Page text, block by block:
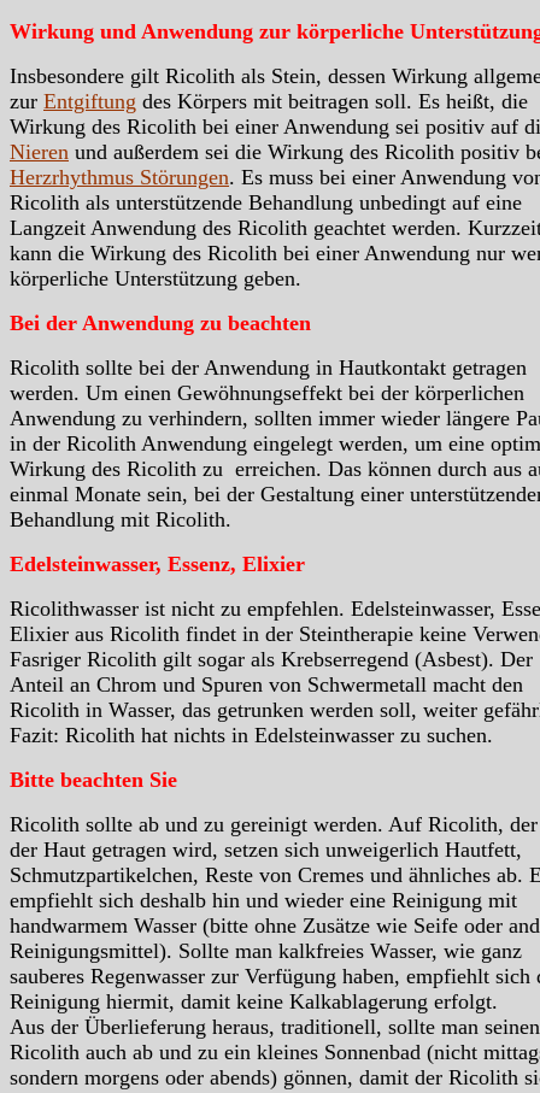
Wirkung und Anwendung zur körperliche
Insbesondere gilt Ricolith als Stein, dessen Wirkung
zur Entgiftung des Körpers mit beitragen soll. Es heißt, die
Wirkung des Ricolith bei einer Anwendung sei positiv auf
Nieren und außerdem sei die Wirkung des Ricolith positiv
Herzrhythmus Störungen. Es muss bei einer Anwendung
Ricolith als unterstützende Behandlung unbedingt auf eine
Langzeit Anwendung des Ricolith geachtet werden.
kann die Wirkung des Ricolith bei einer Anwendung nur
körperliche Unterstützung geben.
Bei der Anwendung zu beachten
Ricolith sollte bei der Anwendung in Hautkontakt getragen
werden. Um einen Gewöhnungseffekt bei der körperlichen
Anwendung zu verhindern, sollten immer wieder längere
in der Ricolith Anwendung eingelegt werden, um eine
Wirkung des Ricolith zu erreichen. Das können durch aus
einmal Monate sein, bei der Gestaltung einer
Behandlung mit Ricolith.
Edelsteinwasser, Essenz, Elixier
Ricolithwasser ist nicht zu empfehlen. Edelsteinwasser,
Elixier aus Ricolith findet in der Steintherapie keine
Fasriger Ricolith gilt sogar als Krebserregend (Asbest). Der
Anteil an Chrom und Spuren von Schwermetall macht den
Ricolith in Wasser, das getrunken werden soll, weiter
Fazit: Ricolith hat nichts in Edelsteinwasser zu suchen.
Bitte beachten Sie
Ricolith sollte ab und zu gereinigt werden. Auf Ricolith,
der Haut getragen wird, setzen sich unweigerlich Hautfett,
Schmutzpartikelchen, Reste von Cremes und ähnliches ab.
empfiehlt sich deshalb hin und wieder eine Reinigung mit
handwarmem Wasser (bitte ohne Zusätze wie Seife oder
Reinigungsmittel). Sollte man kalkfreies Wasser, wie ganz
sauberes Regenwasser zur Verfügung haben, empfiehlt sich
Reinigung hiermit, damit keine Kalkablagerung erfolgt.
Aus der Überlieferung heraus, traditionell, sollte man seinen
Ricolith auch ab und zu ein kleines Sonnenbad (nicht
sondern morgens oder abends) gönnen, damit der Ricolith